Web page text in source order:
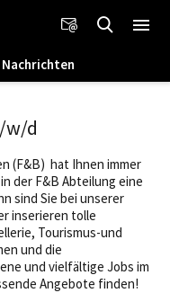
Nachrichten
w/d
(F&B) hat Ihnen immer
der F&B Abteilung eine
sind Sie bei unserer
inserieren tolle
Tourismus-und
und die
und vielfältige Jobs im
Angebote finden!